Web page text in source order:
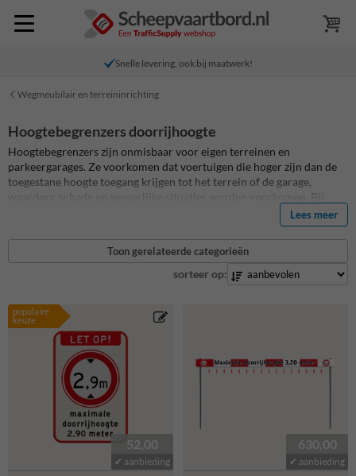
Snelle levering, ook bij maatwerk!
Wegmeubilair en terreininrichting
Hoogtebegrenzers doorrijhoogte
Hoogtebegrenzers zijn onmisbaar voor eigen terreinen en
parkeergarages. Ze voorkomen dat voertuigen die hoger zijn dan de
toegestane hoogte toegang krijgen tot het terrein of de garage,
waardoor schade en gevaarlijke situaties worden voorkomen. Bij
van hoge kwaliteit
die geschikt zijn voor verschillende toepassingen en in verschillende
hoogtes verkrijgbaar zijn. Onze hoogtebegrenzers zijn gemakkelijk te
installeren en onderhoudsvrij. Bovendien zijn ze duurzaam en
bestand tegen de zwaarste weersomstandigheden en kunnen ze
extra veiligheid. Kies uit ons ruime assortiment hoogtebegrenzers en
zorg voor veiligheid op jouw eigen terrein.
Lees meer
Toon gerelateerde categorieën
sorteer op:
populaire
keuze
52,00
✔ aanbieding
630,00
✔ aanbieding